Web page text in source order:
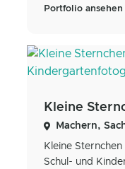
Portfolio ansehen
Machern,
Kleine
Schul- und